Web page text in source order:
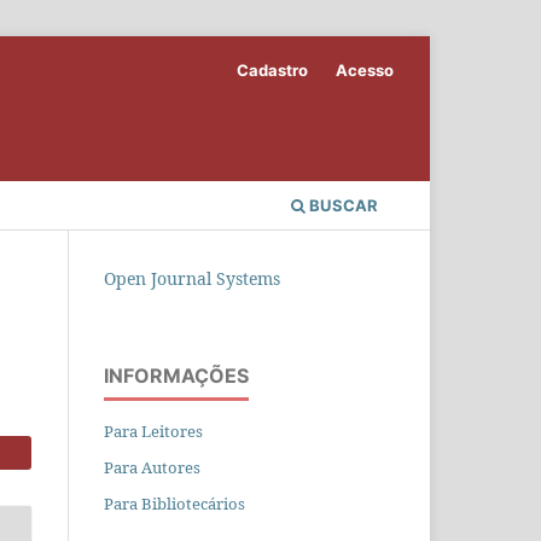
BUSCAR
Cadastro Acesso
Open Journal Systems
INFORMAÇÕES
Para Leitores
Para Autores
Para Bibliotecários